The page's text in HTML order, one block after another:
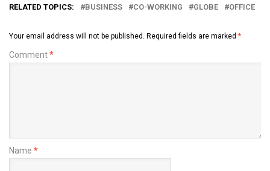
RELATED TOPICS: BUSINESS CO-WORKING GLOBE OFFICE
Your email address will not be published. Required fields are marked *
Comment*
Name *